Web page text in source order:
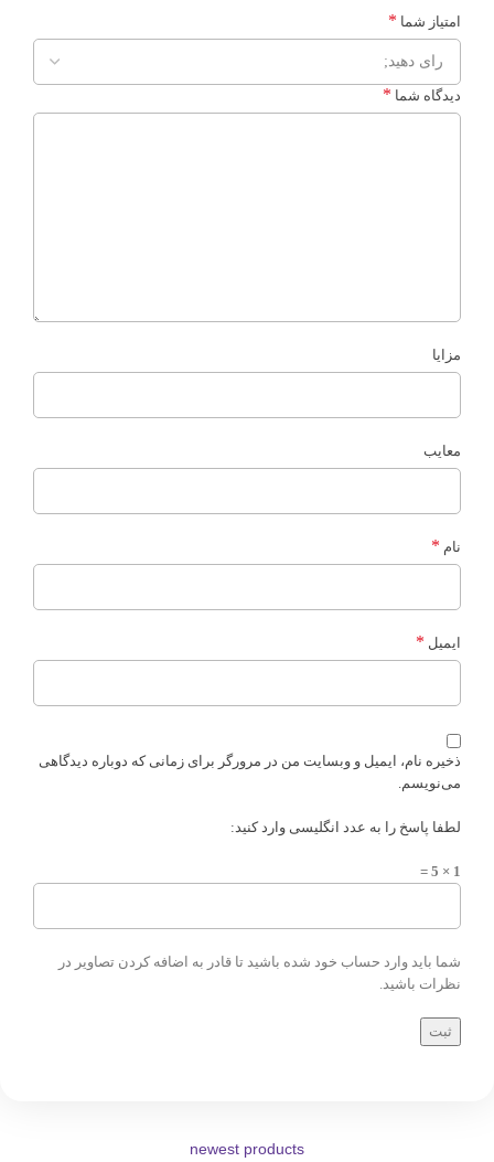
امتیاز شما *
دیدگاه شما *
مزایا
معایب
نام *
ایمیل *
ذخیره نام، ایمیل و وبسایت من در مرورگر برای زمانی که دوباره دیدگاهی
می‌نویسم.
لطفا پاسخ را به عدد انگلیسی وارد کنید:
1 × 5 =
شما باید وارد حساب خود شده باشید تا قادر به اضافه کردن تصاویر در
نظرات باشید.
newest products